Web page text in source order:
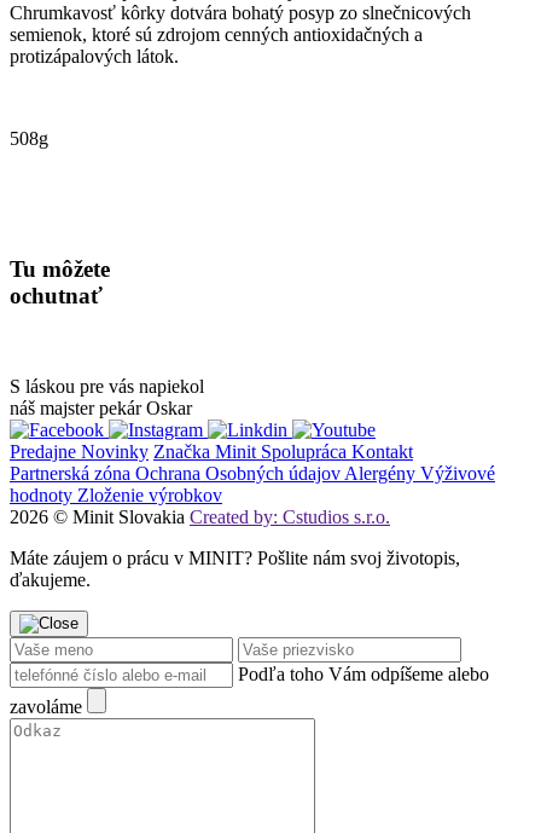
Chrumkavosť kôrky dotvára bohatý posyp zo slnečnicových
semienok, ktoré sú zdrojom cenných antioxidačných a
protizápalových látok.
508g
Tu môžete
ochutnať
S láskou pre vás napiekol
náš majster pekár Oskar
Predajne Novinky Značka Minit Spolupráca Kontakt
Partnerská zóna Ochrana Osobných údajov Alergény Výživové
hodnoty Zloženie výrobkov
2026 © Minit Slovakia Created by: Cstudios s.r.o.
Máte záujem o prácu v MINIT? Pošlite nám svoj životopis,
ďakujeme.
Podľa toho Vám odpíšeme alebo
zavoláme